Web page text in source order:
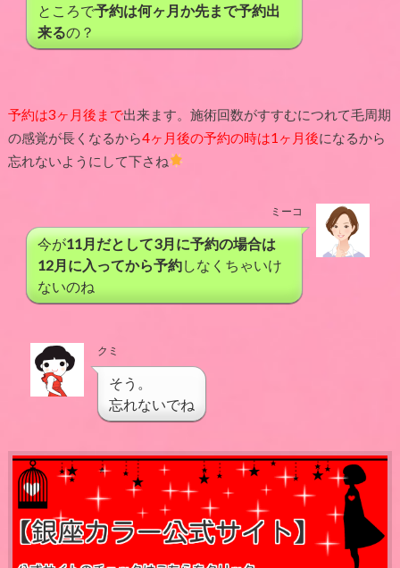
ところで予約は何ヶ月か先まで予約出
来るの？
予約は3ヶ月後まで出来ます。施術回数がすすむにつれて毛周期
の感覚が長くなるから4ヶ月後の予約の時は1ヶ月後になるから
忘れないようにして下さね
ミーコ
今が11月だとして3月に予約の場合は
12月に入ってから予約しなくちゃいけ
ないのね
クミ
そう。
忘れないでね